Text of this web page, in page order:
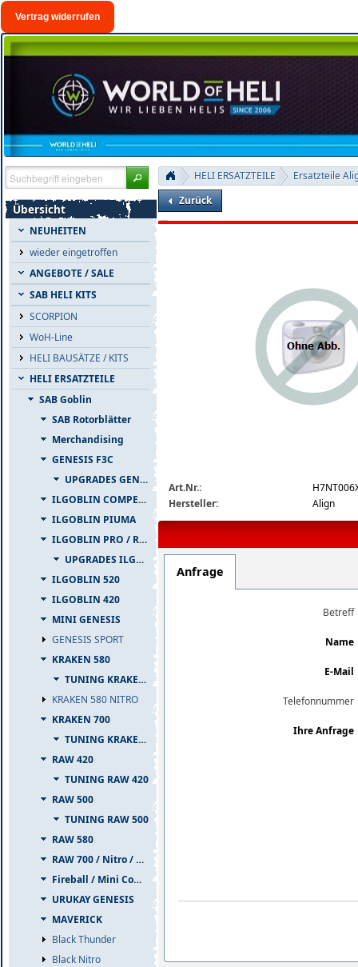
Vertrag widerrufen
Übersicht
NEUHEITEN
wieder eingetroffen
ANGEBOTE / SALE
SAB HELI KITS
SCORPION
WoH-Line
HELI BAUSÄTZE / KITS
HELI ERSATZTEILE
SAB Goblin
SAB Rotorblätter
Merchandising
GENESIS F3C
UPGRADES GENESIS F3C
ILGOBLIN COMPETIZIONE
ILGOBLIN PIUMA
ILGOBLIN PRO / RAW 700
UPGRADES ILGOBLIN PRO / RAW 700
ILGOBLIN 520
ILGOBLIN 420
MINI GENESIS
GENESIS SPORT
KRAKEN 580
TUNING KRAKEN 580
KRAKEN 580 NITRO
KRAKEN 700
TUNING KRAKEN 700
RAW 420
TUNING RAW 420
RAW 500
TUNING RAW 500
RAW 580
RAW 700 / Nitro / PIUMA
Fireball / Mini Comet
URUKAY GENESIS
MAVERICK
Black Thunder
Black Nitro
HELI ERSATZTEILE
Ersatzteile
Zurück
Art.Nr.:
Hersteller:
Align
Anfrage
Betreff
Name
E-Mail
Telefonnummer
Ihre Anfrage